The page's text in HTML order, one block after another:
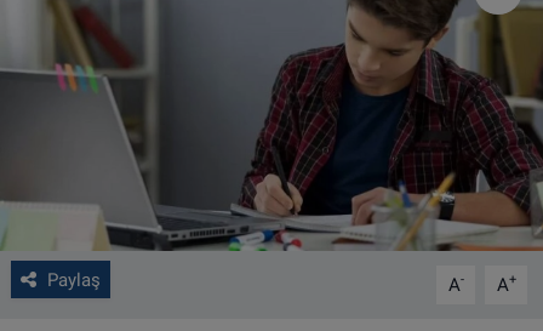
Paylaş A- A+
VIDEO GALERİ
ALGEMENE VOORWAARDEN
CONTACT
Çerez Politikası